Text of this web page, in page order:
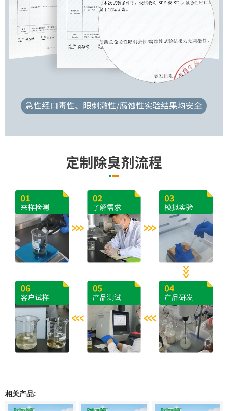
相关产品: